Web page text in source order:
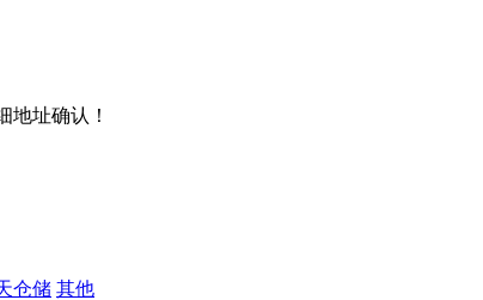
地址确认！
仓储 其他